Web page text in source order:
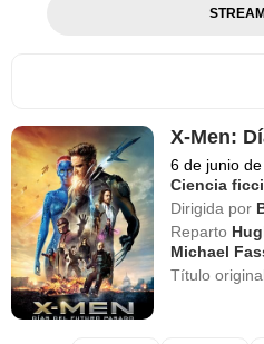
X-Men:
6 de junio
Ciencia
Dirigida por
Reparto
Michael
Título